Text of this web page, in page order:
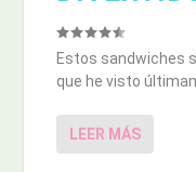
Estos sandwiches
que he visto
LEER MÁS